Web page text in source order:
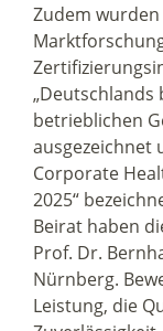
Zudem
betrieblichen
ausgezeichnet
Corporate
2025“
Beirat haben
Prof. Dr.
Nürnberg.
Leistung, die